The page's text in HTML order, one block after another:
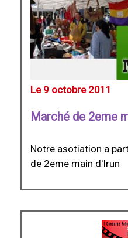
Le 9 octobre 2011
Marché de 2eme
Notre asotiation a
de 2eme main d'Irun